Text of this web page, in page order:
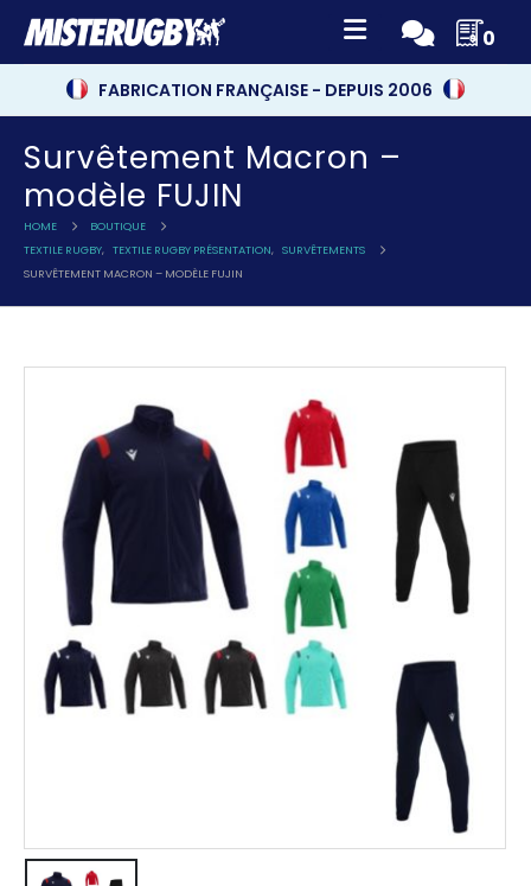
0
FABRICATION FRANÇAISE - DEPUIS 2006
Survêtement Macron –
modèle FUJIN
HOME
BOUTIQUE
TEXTILE RUGBY, TEXTILE RUGBY PRÉSENTATION, SURVÊTEMENTS
SURVÊTEMENT MACRON – MODÈLE FUJIN